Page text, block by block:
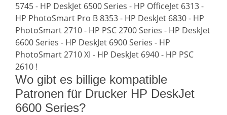
5745 - HP DeskJet 6500 Series - HP OfficeJet 6313 -
HP PhotoSmart Pro B 8353 - HP DeskJet 6830 - HP
PhotoSmart 2710 - HP PSC 2700 Series - HP DeskJet
6600 Series - HP DeskJet 6900 Series - HP
PhotoSmart 2710 XI - HP DeskJet 6940 - HP PSC
2610 !
Wo gibt es billige kompatible
Patronen für Drucker HP DeskJet
6600 Series?